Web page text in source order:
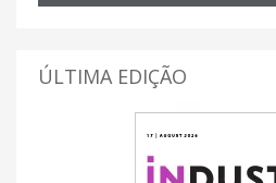
ÚLTIMA EDIÇÃO